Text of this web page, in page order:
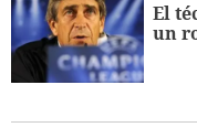
El
un